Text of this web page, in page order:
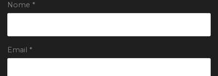
Nome *
Email *